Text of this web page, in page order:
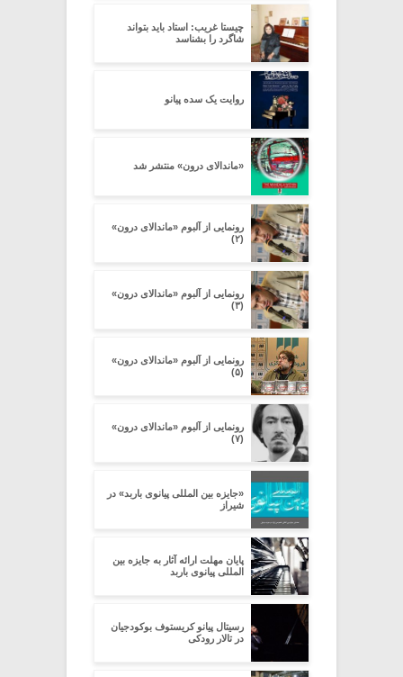
چیستا غریب: استاد باید بتواند
شاگرد را بشناسد
روایت یک سده پیانو
«ماندالای درون» منتشر شد
رونمایی از آلبوم «ماندالای درون»
(۲)
رونمایی از آلبوم «ماندالای درون»
(۳)
رونمایی از آلبوم «ماندالای درون»
(۵)
رونمایی از آلبوم «ماندالای درون»
(۷)
«جایزه بین‏ المللی پیانوی باربد» در
شیراز
پایان مهلت ارائه آثار به جایزه بین
المللی پیانوی باربد
رسیتال پیانو کریستوف بوکودجیان
در تالار رودکى